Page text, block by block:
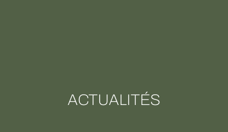
ACTUALITÉS